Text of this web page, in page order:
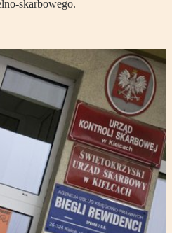
skarbowego.